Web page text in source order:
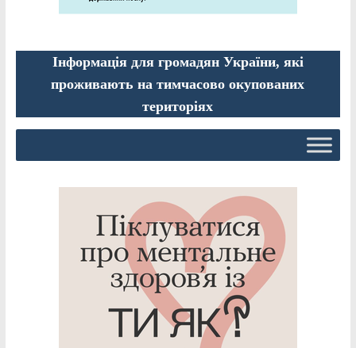
Інформація для громадян України, які
проживають на тимчасово окупованих
територіях